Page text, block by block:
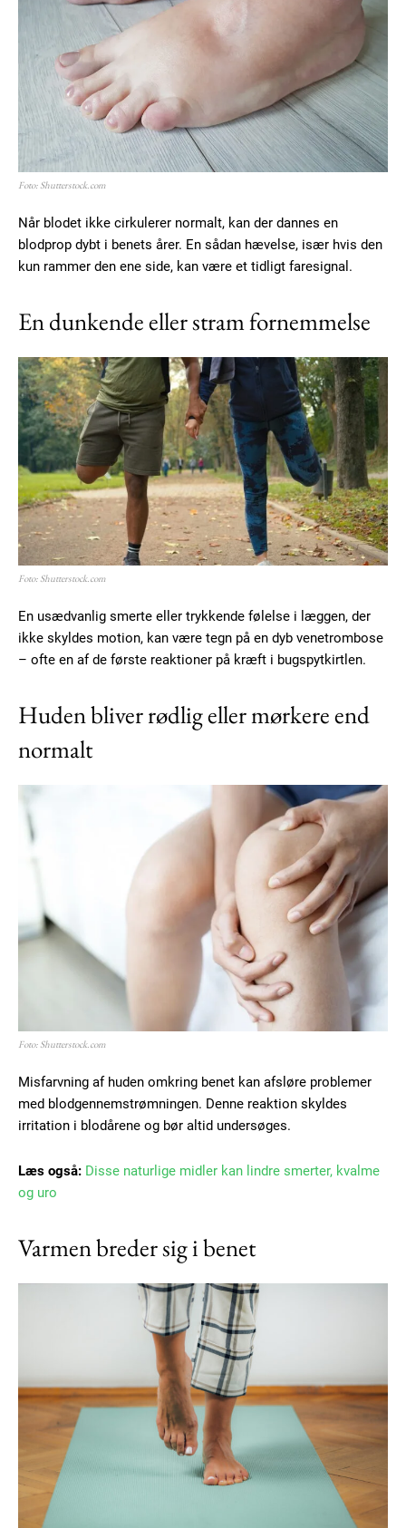
Foto: Shutterstock.com
Når blodet ikke cirkulerer normalt, kan der dannes en
blodprop dybt i benets årer. En sådan hævelse, især hvis den
kun rammer den ene side, kan være et tidligt faresignal.
En dunkende eller stram fornemmelse
Foto: Shutterstock.com
En usædvanlig smerte eller trykkende følelse i læggen, der
ikke skyldes motion, kan være tegn på en dyb venetrombose
– ofte en af de første reaktioner på kræft i bugspytkirtlen.
Huden bliver rødlig eller mørkere end
normalt
Foto: Shutterstock.com
Misfarvning af huden omkring benet kan afsløre problemer
med blodgennemstrømningen. Denne reaktion skyldes
irritation i blodårene og bør altid undersøges.
Læs også: Disse naturlige midler kan lindre smerter, kvalme
og uro
Varmen breder sig i benet